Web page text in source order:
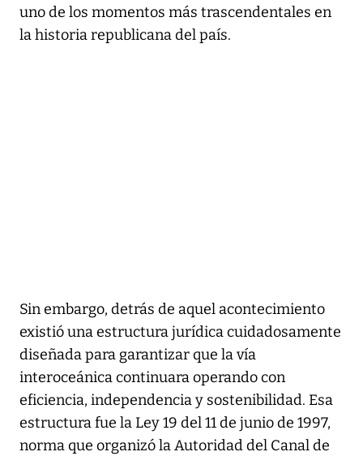
uno de los momentos más trascendentales en
la historia republicana del país.
Sin embargo, detrás de aquel acontecimiento
existió una estructura jurídica cuidadosamente
diseñada para garantizar que la vía
interoceánica continuara operando con
eficiencia, independencia y sostenibilidad. Esa
estructura fue la Ley 19 del 11 de junio de 1997,
norma que organizó la Autoridad del Canal de